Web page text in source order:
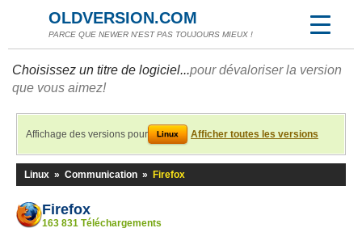
OLDVERSION.COM
PARCE QUE NEWER N'EST PAS TOUJOURS MIEUX !
Choisissez un titre de logiciel...pour dévaloriser la version
que vous aimez!
Affichage des versions pour Linux Afficher toutes les versions
Linux » Communication » Firefox
Firefox
163 831 Téléchargements